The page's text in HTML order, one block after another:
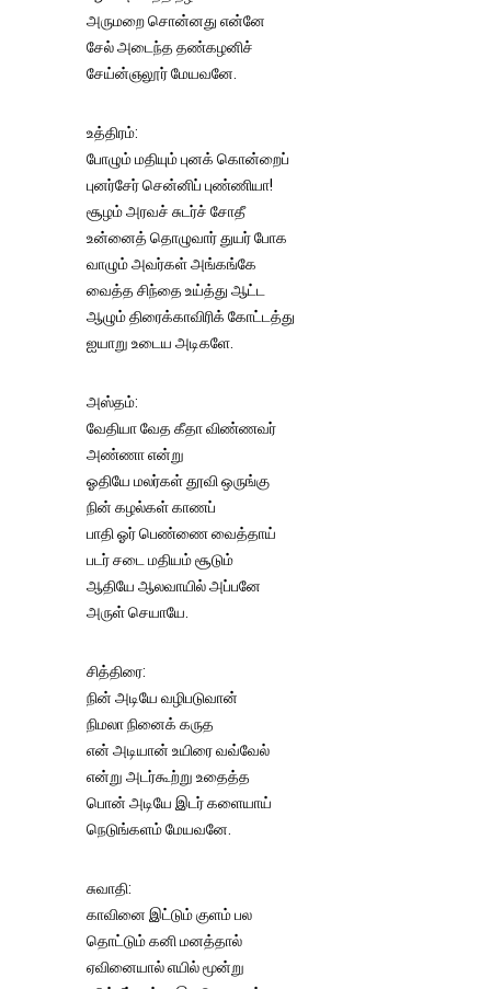
அருமறை சொன்னது என்னே
சேல் அடைந்த தண்கழனிச்
சேய்ன்ஞலூர் மேயவனே.
உத்திரம்:
போழும் மதியும் புனக் கொன்றைப்
புனர்சேர் சென்னிப் புண்ணியா!
சூழம் அரவச் சுடர்ச் சோதீ
உன்னைத் தொழுவார் துயர் போக
வாழும் அவர்கள் அங்கங்கே
வைத்த சிந்தை உய்த்து ஆட்ட
ஆழும் திரைக்காவிரிக் கோட்டத்து
ஐயாறு உடைய அடிகளே.
அஸ்தம்:
வேதியா வேத கீதா விண்ணவர்
அண்ணா என்று
ஓதியே மலர்கள் தூவி ஒருங்கு
நின் கழல்கள் காணப்
பாதி ஓர் பெண்ணை வைத்தாய்
படர் சடை மதியம் சூடும்
ஆதியே ஆலவாயில் அப்பனே
அருள் செயாயே.
சித்திரை:
நின் அடியே வழிபடுவான்
நிமலா நினைக் கருத
என் அடியான் உயிரை வவ்வேல்
என்று அடர்கூற்று உதைத்த
பொன் அடியே இடர் களையாய்
நெடுங்களம் மேயவனே.
சுவாதி:
காவினை இட்டும் குளம் பல
தொட்டும் கனி மனத்தால்
ஏவினையால் எயில் மூன்று